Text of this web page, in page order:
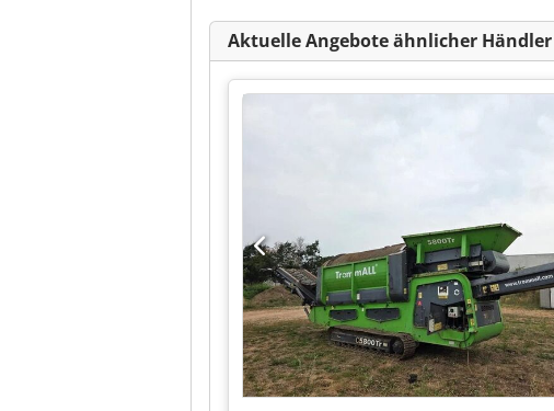
Aktuelle Angebote ähnlicher Händler